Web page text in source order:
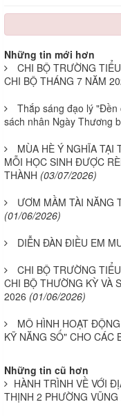
Những tin mới hơn
CHI BỘ TRƯỜNG
CHI BỘ THÁNG 7 NĂM
Thắp sáng đạo lý
sách nhân Ngày Thương
MÙA HÈ Ý NGHĨA
MỖI HỌC SINH ĐƯỢC
THÀNH (03/07/2026)
ƯƠM MẦM TÀI NĂNG
(01/06/2026)
DIỄN ĐÀN ĐIỀU EM
CHI BỘ TRƯỜNG
CHI BỘ THƯỜNG KỲ VÀ
2026 (01/06/2026)
MÔ HÌNH HOẠT
KỸ NĂNG SỐ" CHO
Những tin cũ hơn
HÀNH TRÌNH VỀ VỚI
THỊNH 2 PHƯỜNG VŨNG